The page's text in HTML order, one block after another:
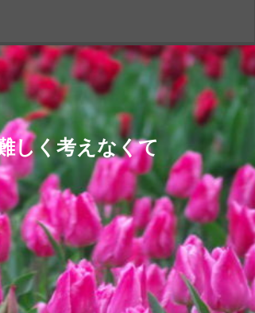
しく考えなくて